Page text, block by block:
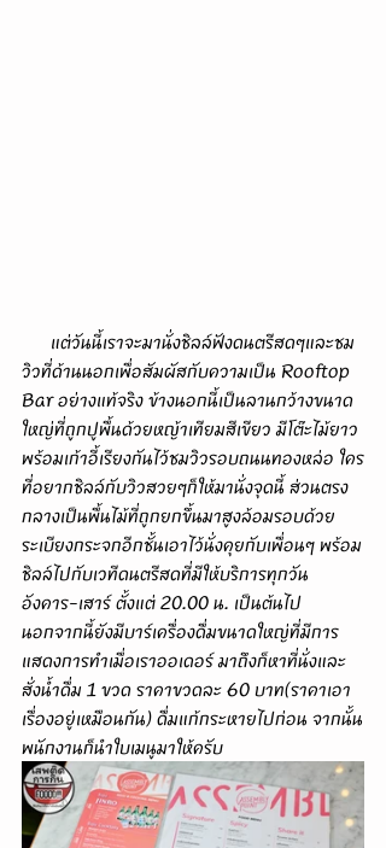
วิวที่ด้านนอกเพื่อสัมผัสกับความเป็น Rooftop
Bar อย่างแท้จริง ข้างนอกนี้เป็นลานกว้างขนาด
ใหญ่ที่ถูกปูพื้นด้วยหญ้าเทียมสีเขียว มีโต๊ะไม้ยาว
พร้อมเก้าอี้เรียงกันไว้ชมวิวรอบถนนทองหล่อ ใคร
ที่อยากชิลล์กับวิวสวยๆก็ให้มานั่งจุดนี้ ส่วนตรง
กลางเป็นพื้นไม้ที่ถูกยกขึ้นมาสูงล้อมรอบด้วย
ระเบียงกระจกอีกชั้นเอาไว้นั่งคุยกับเพื่อนๆ พร้อม
ชิลล์ไปกับเวทีดนตรีสดที่มีให้บริการทุกวัน
อังคาร-เสาร์ ตั้งแต่ 20.00 น. เป็นต้นไป
นอกจากนี้ยังมีบาร์เครื่องดื่มขนาดใหญ่ที่มีการ
แสดงการทำเมื่อเราออเดอร์ มาถึงก็หาที่นั่งและ
สั่งน้ำดื่ม 1 ขวด ราคาขวดละ 60 บาท(ราคาเอา
เรื่องอยู่เหมือนกัน) ดื่มแก้กระหายไปก่อน จากนั้น
พนักงานก็นำใบเมนูมาให้ครับ